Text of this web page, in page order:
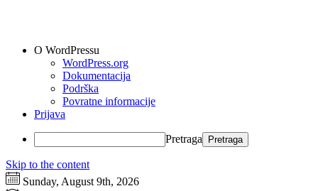
O WordPressu
WordPress.org
Dokumentacija
Podrška
Povratne informacije
Prijava
Pretraga
Skip to the content
Sunday, August 9th, 2026